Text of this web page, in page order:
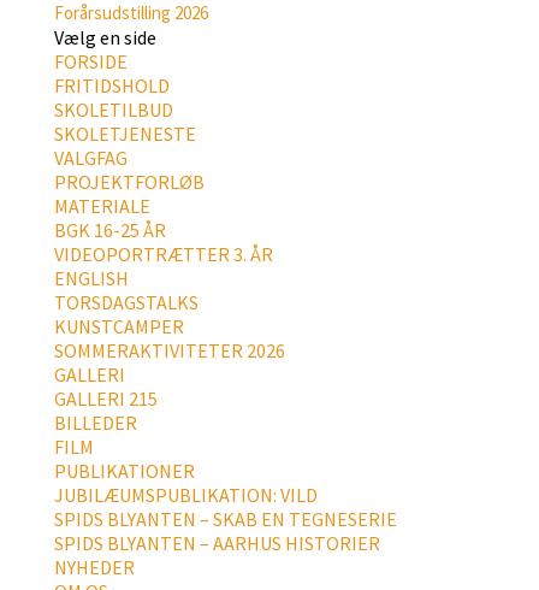
Forårsudstilling 2026
Vælg en side
FORSIDE
FRITIDSHOLD
SKOLETILBUD
SKOLETJENESTE
VALGFAG
PROJEKTFORLØB
MATERIALE
BGK 16-25 ÅR
VIDEOPORTRÆTTER 3. ÅR
ENGLISH
TORSDAGSTALKS
KUNSTCAMPER
SOMMERAKTIVITETER 2026
GALLERI
GALLERI 215
BILLEDER
FILM
PUBLIKATIONER
JUBILÆUMSPUBLIKATION: VILD
SPIDS BLYANTEN – SKAB EN TEGNESERIE
SPIDS BLYANTEN – AARHUS HISTORIER
NYHEDER